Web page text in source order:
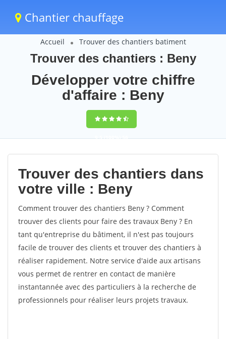
Chantier chauffage
Accueil Trouver des chantiers batiment
Trouver des chantiers : Beny
Développer votre chiffre
d'affaire : Beny
9,5(100%)56
votes
Trouver des chantiers dans
votre ville : Beny
Comment trouver des chantiers Beny ? Comment
trouver des clients pour faire des travaux Beny ? En
tant qu'entreprise du bâtiment, il n'est pas toujours
facile de trouver des clients et trouver des chantiers à
réaliser rapidement. Notre service d'aide aux artisans
vous permet de rentrer en contact de manière
instantannée avec des particuliers à la recherche de
professionnels pour réaliser leurs projets travaux.